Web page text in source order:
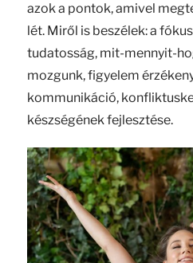
azok a pontok, amivel
lét. Miről is beszélek: a
tudatosság, mit-mennyit-
mozgunk, figyelem
kommunikáció,
készségének fejlesztése.